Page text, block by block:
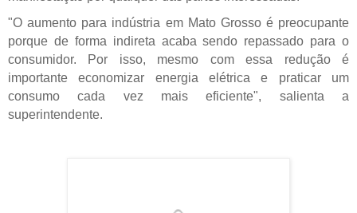
"O aumento para indústria em Mato Grosso é preocupante
porque de forma indireta acaba sendo repassado para o
consumidor. Por isso, mesmo com essa redução é
importante economizar energia elétrica e praticar um
consumo cada vez mais eficiente", salienta a
superintendente.